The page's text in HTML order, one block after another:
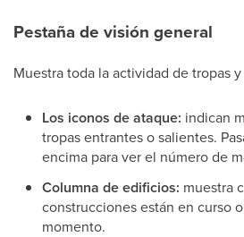
Pestaña de visión general
Muestra toda la actividad de tropas
Los iconos de ataque: indican
tropas entrantes o salientes.
encima para ver el número de
Columna de edificios: muestra
construcciones están en curso
momento.